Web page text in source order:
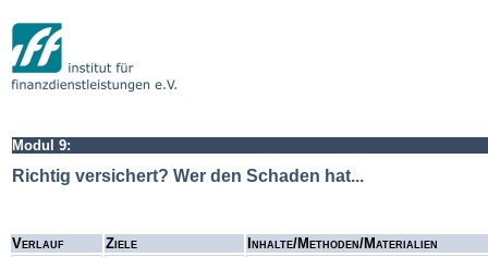
Modul 9:
Richtig versichert? Wer den Schaden hat...
Verlauf Ziele Inhalte/Methoden/Materialien